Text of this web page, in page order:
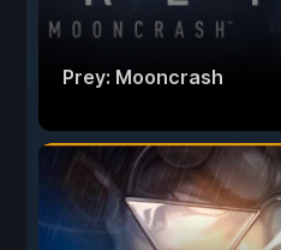
Prey: Mooncrash